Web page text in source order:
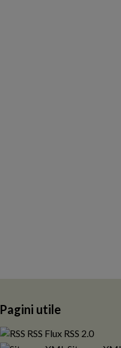
Pagini utile
RSS Flux RSS 2.0